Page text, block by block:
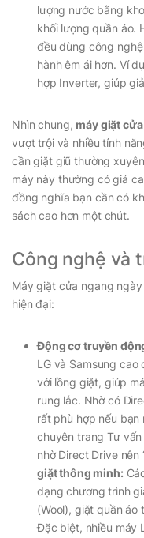
lượng nước bằng
khối lượng quần áo.
đều dùng công
hành êm ái hơn. Ví
hợp Inverter, giúp
Nhìn chung, máy giặt
vượt trội và nhiều tính
cần giặt giũ thường
máy này thường có giá
đồng nghĩa bạn cần có
sách cao hơn một chút.
Công nghệ và
Máy giặt cửa ngang
hiện đại:
Động cơ truyền
LG và Samsung
với lồng giặt, giúp
rung lắc. Nhờ có
rất phù hợp nếu
chuyên trang Tư
nhờ Direct Drive nên
giặt thông minh:
dạng chương trình
(Wool), giặt quần áo
Đặc biệt, nhiều máy